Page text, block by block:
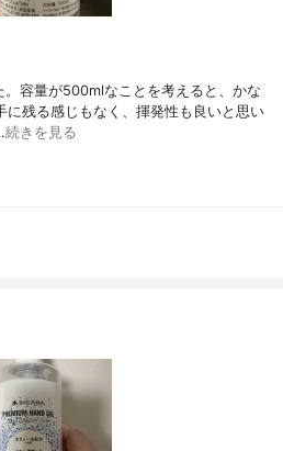
容量が500mlなことを考えると、かな
に残る感じもなく、揮発性も良いと思い
続きを見る